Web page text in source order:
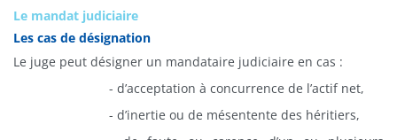
Le mandat judiciaire
Les cas de désignation
Le juge peut désigner un mandataire judiciaire en cas :
- d’acceptation à concurrence de l’actif net,
- d’inertie ou de mésentente des héritiers,